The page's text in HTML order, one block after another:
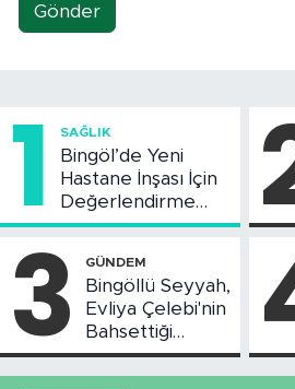
Gönder
1 SAĞLIK
Bingöl’de Yeni
Hastane İnşası İçin
Değerlendirme
Toplantısı Yapıldı
3 GÜNDEM
Bingöllü Seyyah,
Evliya Çelebi'nin
Bahsettiği
Bingöl'deki O
Yeri Görüntüledi